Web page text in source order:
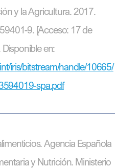
y la Agricultura. 2017.
9. [Acceso: 17 de
en:
iris/bitstream/handle/10665/
spa.pdf
Agencia Española
y Nutrición. Ministerio